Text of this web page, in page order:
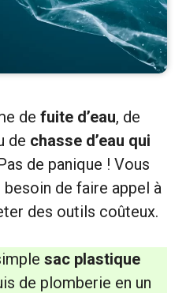
de fuite d’eau, de
de chasse d’eau qui
de panique ! Vous
besoin de faire appel à
des outils coûteux.
sac plastique
de plomberie en un